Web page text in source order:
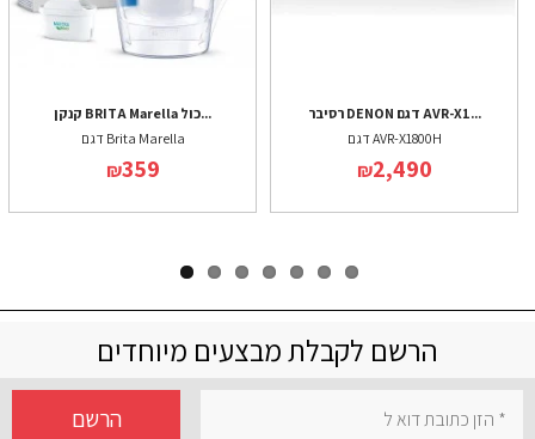
קנקן BRITA Marella כול...
דגם Brita Marella
₪359
רסיבר DENON דגם AVR-X1...
דגם AVR-X1800H
₪2,490
הרשם לקבלת מבצעים מיוחדים
הרשם